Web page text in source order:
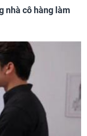
nhà cô hàng làm